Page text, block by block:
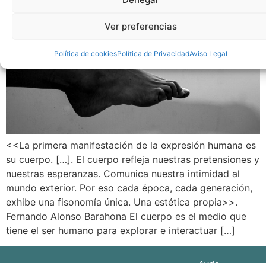
Ver preferencias
Política de cookiesPolítica de PrivacidadAviso Legal
<<La primera manifestación de la expresión humana es
su cuerpo. […]. El cuerpo refleja nuestras pretensiones y
nuestras esperanzas. Comunica nuestra intimidad al
mundo exterior. Por eso cada época, cada generación,
exhibe una fisonomía única. Una estética propia>>.
Fernando Alonso Barahona El cuerpo es el medio que
tiene el ser humano para explorar e interactuar […]